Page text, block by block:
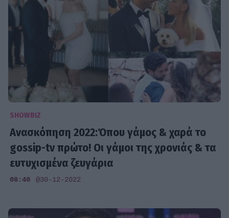
SHOWBIZ
Ανασκόπηση 2022:Όπου γάμος & χαρά το
gossip-tv πρώτο! Οι γάμοι της χρονιάς & τα
ευτυχισμένα ζευγάρια
08:40 @30-12-2022